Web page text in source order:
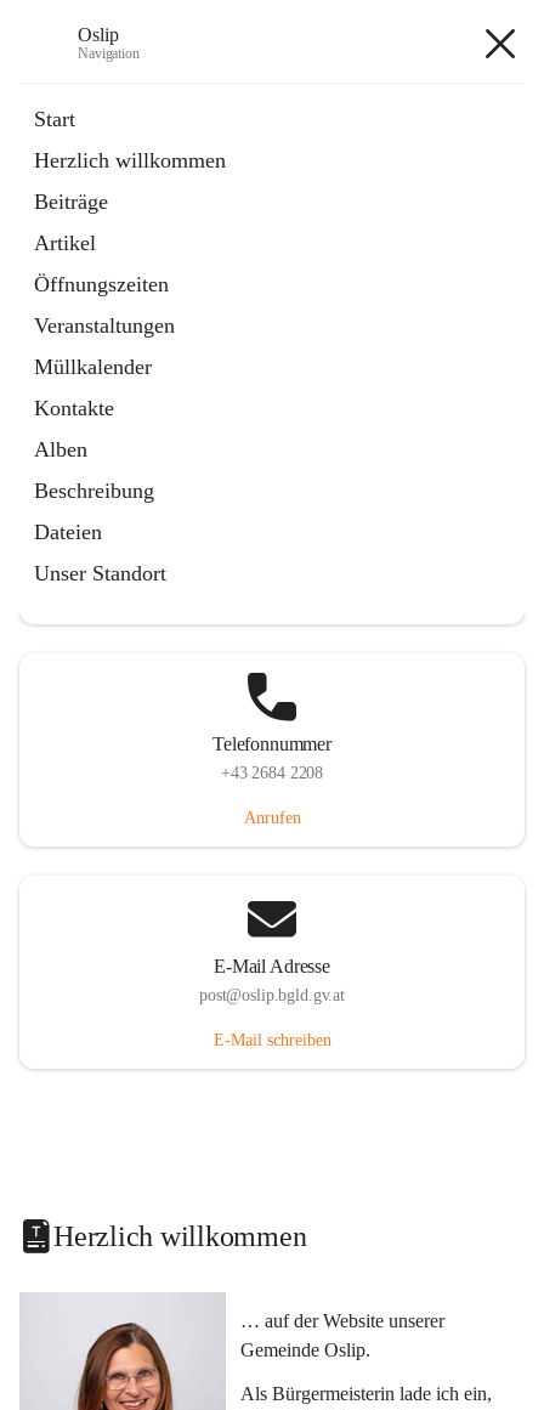
Oslip
Navigation
Start
Herzlich willkommen
Beiträge
Artikel
Öffnungszeiten
Veranstaltungen
Müllkalender
Kontakte
Alben
Beschreibung
Dateien
Unser Standort
Externe Webseite
in
Tab
Bundeskanzleramt Österreich
Externe Webseite
öffnet
in
neuem
Tab
Telefonnummer
+43 2684 2208
Anrufen
E-Mail Adresse
post@oslip.bgld.gv.at
E-Mail schreiben
Herzlich willkommen
… auf der Website unserer
Gemeinde Oslip.
Als Bürgermeisterin lade ich ein,